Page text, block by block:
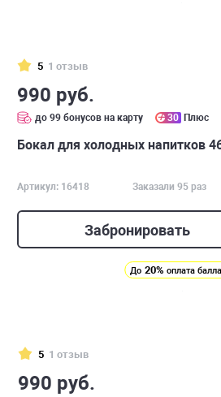
5 1 отзыв
990 руб.
до 99 бонусов на карту 30 Плюс
Бокал для холодных напитков
Артикул: 16418 Заказали 95 раз
Забронировать
До 20% оплата
5 1 отзыв
990 руб.